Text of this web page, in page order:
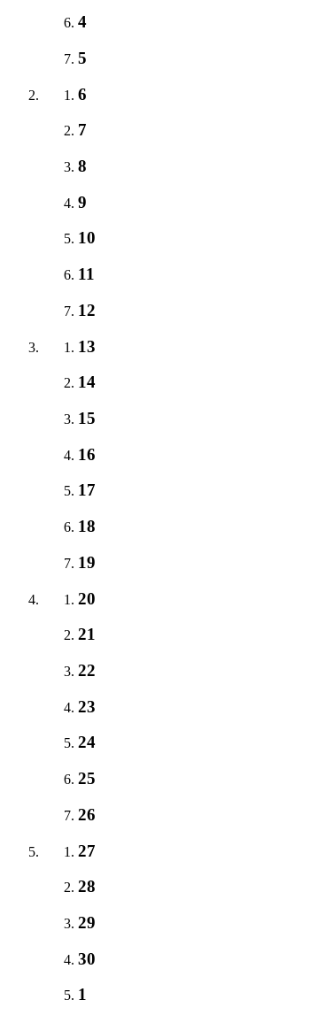
4
5
6
7
8
9
10
11
12
13
14
15
16
17
18
19
20
21
22
23
24
25
26
27
28
29
30
1